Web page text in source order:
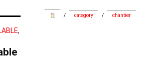
,
/ category / chantier